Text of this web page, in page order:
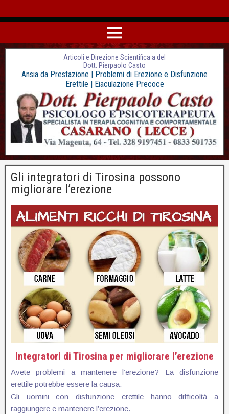
Articoli e Direzione Scientifica a del
Dott. Pierpaolo Casto
Ansia da Prestazione | Problemi di Erezione e Disfunzione
Erettile | Eiaculazione Precoce
Gli integratori di Tirosina possono
migliorare l’erezione
Integratori di Tirosina per migliorare l’erezione
Avete problemi a mantenere l’erezione? La disfunzione
erettile potrebbe essere la causa.
Gli uomini con disfunzione erettile hanno difficoltà a
raggiungere e mantenere l’erezione.